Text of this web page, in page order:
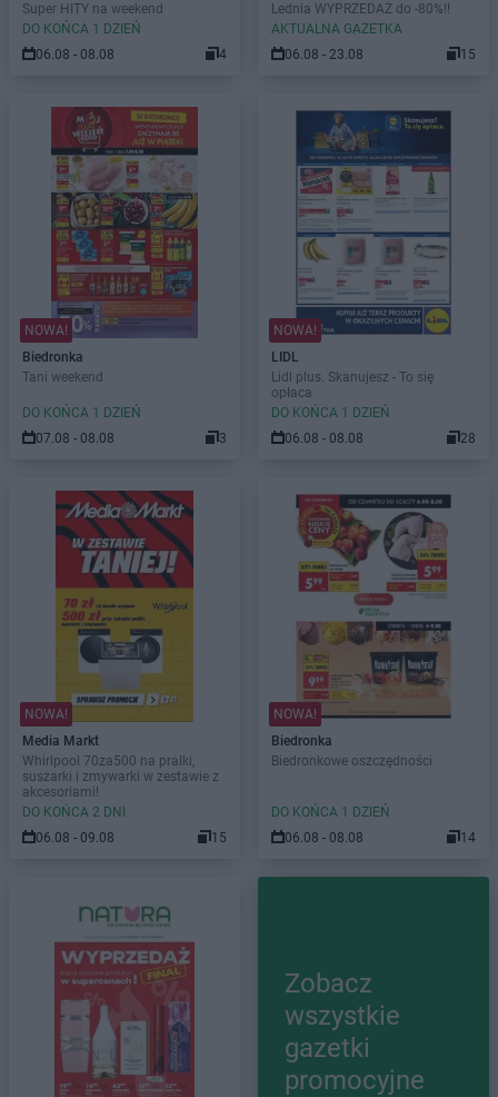
Super HITY na weekend
DO KOŃCA 1 DZIEŃ
06.08 - 08.08
4
Lednia WYPRZEDAŻ do -80%!!
AKTUALNA GAZETKA
06.08 - 23.08
15
NOWA!
Biedronka
Tani weekend
DO KOŃCA 1 DZIEŃ
07.08 - 08.08
3
NOWA!
LIDL
Lidl plus. Skanujesz - To się
opłaca
DO KOŃCA 1 DZIEŃ
06.08 - 08.08
28
NOWA!
Media Markt
Whirlpool 70za500 na pralki,
suszarki i zmywarki w zestawie z
akcesoriami!
DO KOŃCA 2 DNI
06.08 - 09.08
15
NOWA!
Biedronka
Biedronkowe oszczędności
DO KOŃCA 1 DZIEŃ
06.08 - 08.08
14
Zobacz
wszystkie
gazetki
promocyjne